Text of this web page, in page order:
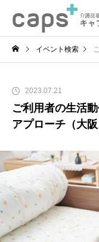
イベント検索 ご
2023.07.21
ご利用者の生活
アプローチ（大阪